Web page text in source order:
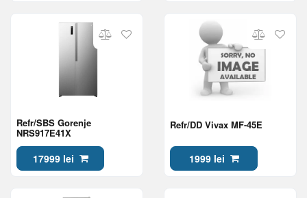
Refr/SBS Gorenje
NRS917E41X
17999 lei
Refr/DD Vivax MF-45E
1999 lei